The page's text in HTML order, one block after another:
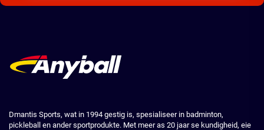
Dmantis Sports, wat in 1994 gestig is, spesialiseer in badminton,
pickleball en ander sportprodukte. Met meer as 20 jaar se kundigheid, eie